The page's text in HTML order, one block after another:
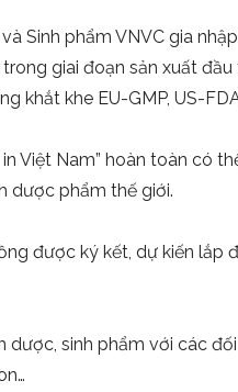
Sinh phẩm VNVC gia
giai đoạn sản xuất
khắt khe EU-GMP, US-
Việt Nam” hoàn toàn có
dược phẩm thế giới.
được ký kết, dự kiến
sinh phẩm với các